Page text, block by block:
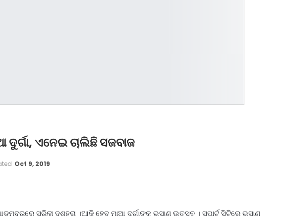
ଏନେଇ ଚାଲିଛି ସଜବାଜ
Oct 9, 2019
ସରିଲା ଦଶହରା ।ଆଜି ହେବ ମାଆ ଦୁର୍ଗାଙ୍କ ଭସାଣ ଉତ୍ସବ । ସ୍ପାର୍ଟ ସିଟିରେ ଭସାଣ